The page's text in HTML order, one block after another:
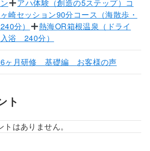
アハ体験（創造の5ステップ）コ
ッション90分コース（海散歩・
分）
熱海OR箱根温泉（ドライ
浴 240分）
ヶ月研修 基礎編 お客様の声
ト
はありません。